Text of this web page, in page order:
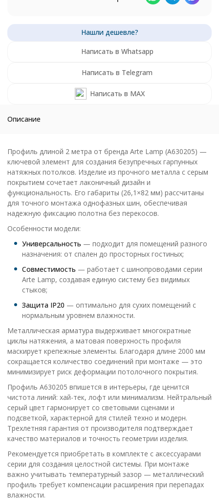
Написать в Whatsapp
Написать в Telegram
Написать в MAX
Описание
Профиль длиной 2 метра от бренда Arte Lamp (A630205) —
ключевой элемент для создания безупречных гарпунных
натяжных потолков. Изделие из прочного металла с серым
покрытием сочетает лаконичный дизайн и
функциональность. Его габариты (26,1×82 мм) рассчитаны
для точного монтажа однофазных шин, обеспечивая
надежную фиксацию полотна без перекосов.
Особенности модели:
Универсальность — подходит для помещений разного
назначения: от спален до просторных гостиных;
Совместимость — работает с шинопроводами серии
Arte Lamp, создавая единую систему без видимых
стыков;
Защита IP20 — оптимально для сухих помещений с
нормальным уровнем влажности.
Металлическая арматура выдерживает многократные
циклы натяжения, а матовая поверхность профиля
маскирует крепежные элементы. Благодаря длине 2000 мм
сокращается количество соединений при монтаже — это
минимизирует риск деформации потолочного покрытия.
Профиль A630205 впишется в интерьеры, где ценится
чистота линий: хай-тек, лофт или минимализм. Нейтральный
серый цвет гармонирует со световыми сценами и
подсветкой, характерной для стилей техно и модерн.
Трехлетняя гарантия от производителя подтверждает
качество материалов и точность геометрии изделия.
Рекомендуется приобретать в комплекте с аксессуарами
серии для создания целостной системы. При монтаже
важно учитывать температурный зазор — металлический
профиль требует компенсации расширения при перепадах
влажности.